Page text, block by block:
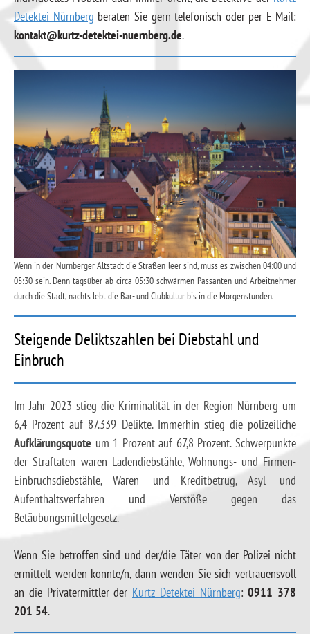
Detektei Nürnberg beraten Sie gern telefonisch oder per E-Mail:
kontakt@kurtz-detektei-nuernberg.de.
Wenn in der Nürnberger Altstadt die Straßen leer sind, muss es zwischen 04:00 und
05:30 sein. Denn tagsüber ab circa 05:30 schwärmen Passanten und Arbeitnehmer
durch die Stadt, nachts lebt die Bar- und Clubkultur bis in die Morgenstunden.
Steigende Deliktszahlen bei Diebstahl und
Einbruch
Im Jahr 2023 stieg die Kriminalität in der Region Nürnberg um
6,4 Prozent auf 87.339 Delikte. Immerhin stieg die polizeiliche
Aufklärungsquote um 1 Prozent auf 67,8 Prozent. Schwerpunkte
der Straftaten waren Ladendiebstähle, Wohnungs- und Firmen-
Einbruchsdiebstähle, Waren- und Kreditbetrug, Asyl- und
Aufenthaltsverfahren und Verstöße gegen das
Betäubungsmittelgesetz.
Wenn Sie betroffen sind und der/die Täter von der Polizei nicht
ermittelt werden konnte/n, dann wenden Sie sich vertrauensvoll
an die Privatermittler der Kurtz Detektei Nürnberg:0911 378
201 54.